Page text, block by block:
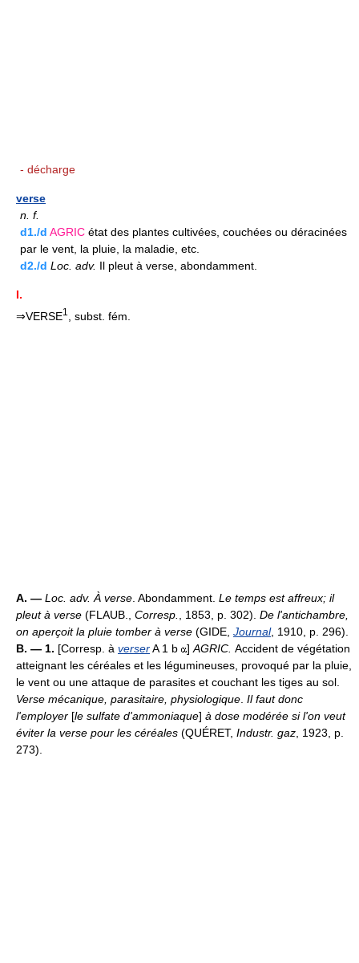
- décharge
verse
n. f.
d1./d AGRIC état des plantes cultivées, couchées ou déracinées
par le vent, la pluie, la maladie, etc.
d2./d Loc. adv. Il pleut à verse, abondamment.
I.
⇒VERSE1 , subst. fém.
A. — Loc. adv. À verse . Abondamment. Le temps est affreux; il
pleut à verse (FLAUB., Corresp. , 1853, p. 302). De l'antichambre,
on aperçoit la pluie tomber à verse (GIDE, Journal, 1910, p. 296).
B. — 1. [Corresp. à verserA 1 b ] AGRIC. Accident de végétation
atteignant les céréales et les légumineuses, provoqué par la pluie,
le vent ou une attaque de parasites et couchant les tiges au sol.
Verse mécanique, parasitaire, physiologique Il faut donc
l'employer [le sulfate d'ammoniaque] à dose modérée si l'on veut
éviter la verse pour les céréales (QUÉRET, Industr. gaz , 1923, p.
273).